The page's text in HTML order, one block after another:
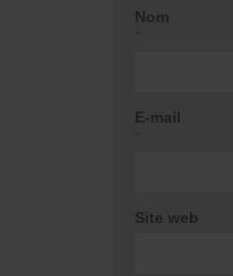
Nom
E-mail
Site web